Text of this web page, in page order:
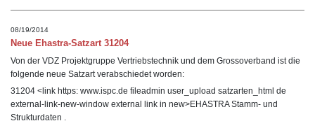
08/19/2014
Neue Ehastra-Satzart 31204
Von der VDZ Projektgruppe Vertriebstechnik und dem Grossoverband ist die
folgende neue Satzart verabschiedet worden:
31204 <link https: www.ispc.de fileadmin user_upload satzarten_html de
external-link-new-window external link in new>EHASTRA Stamm- und
Strukturdaten .